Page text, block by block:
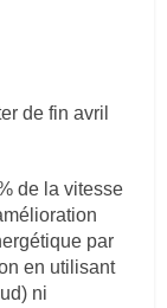
de fin avril
de la vitesse
par
en utilisant
ni